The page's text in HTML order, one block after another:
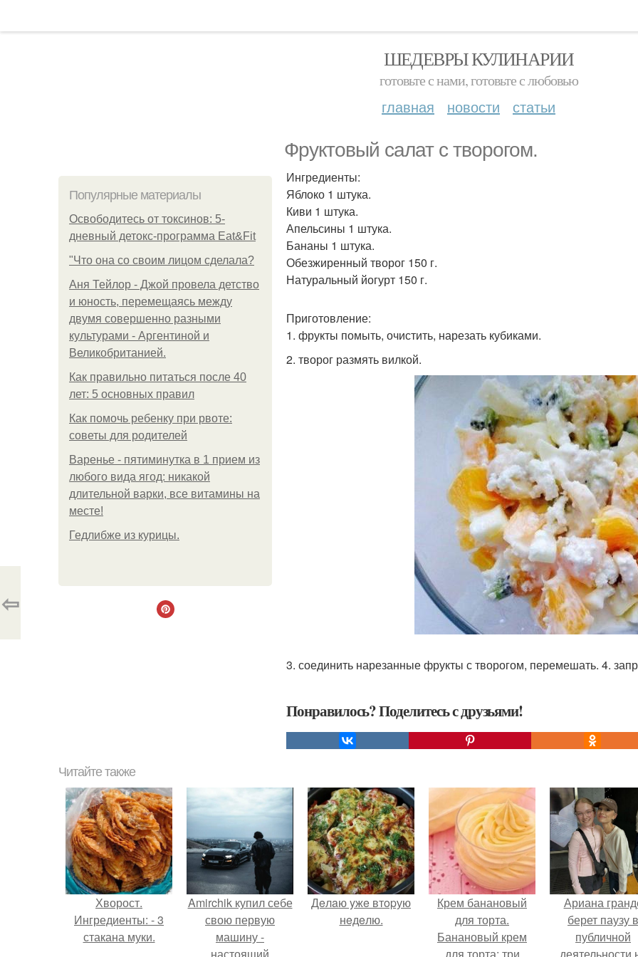
ШЕДЕВРЫ КУЛИНАРИИ
готовьте с нами, готовьте с любовью
главная новости статьи
Фруктовый салат с творогом.
Популярные материалы
Освободитесь от токсинов: 5-
дневный детокс-программа Eat&Fit
"Что она со своим лицом сделала?
Аня Тейлор - Джой провела детство
и юность, перемещаясь между
двумя совершенно разными
культурами - Аргентиной и
Великобританией.
Как правильно питаться после 40
лет: 5 основных правил
Как помочь ребенку при рвоте:
советы для родителей
Варенье - пятиминутка в 1 прием из
любого вида ягод: никакой
длительной варки, все витамины на
месте!
Гедлибже из курицы.
Ингредиенты:
Яблоко 1 штука.
Киви 1 штука.
Апельсины 1 штука.
Бананы 1 штука.
Обезжиренный творог 150 г.
Натуральный йогурт 150 г.
Приготовление:
1. фрукты помыть, очистить, нарезать кубиками.
2. творог размять вилкой.
3. соединить нарезанные фрукты с творогом, перемешать. 4.
Понравилось? Поделитесь с друзьями!
⇦
Читайте также
Хворост.
Ингредиенты: - 3
стакана муки.
Amirchik купил себе
свою первую
машину -
Дeлaю yжe втopую
нeдeлю.
Крем банановый
для торта.
Банановый крем
Ариана
берет паузу в
публичной